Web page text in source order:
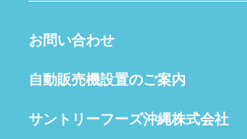
お問い合わせ
自動販売機設置のご案内
サントリーフーズ沖縄株式会社